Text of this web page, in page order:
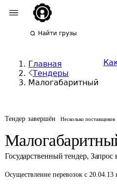
Найти грузы
Главная
Тендеры
Малогабаритный
Тендер завершён Несколько поставщиков
Государственный тендер, Запрос
Осуществление перевозок с 20.04.13